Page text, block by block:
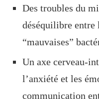
Des troubles du
déséquilibre entre
“mauvaises”
Un axe cerveau-
l’anxiété et les
communication